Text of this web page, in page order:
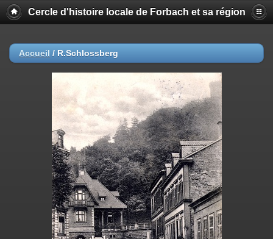
Cercle d'histoire locale de Forbach et sa région
Accueil / R.Schlossberg